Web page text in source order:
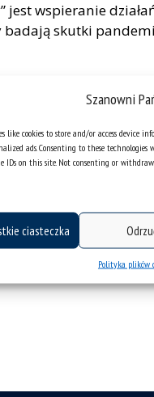
Szanowni
like cookies to store and/or access device
ads. Consenting to these
IDs on this site. Not consenting or
ciasteczka
Polityka plików
wspieranie
skutki
są w zakładce